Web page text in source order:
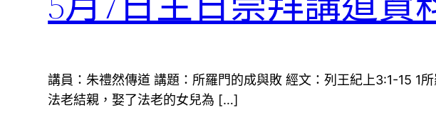
講員：朱禮然傳道 講題：所羅門的成與敗 經文：列王紀上3:1-15 1
法老結親，娶了法老的女兒為 […]